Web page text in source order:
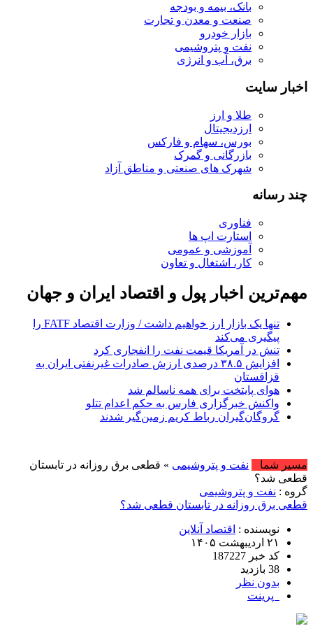
بانک، بیمه و بودجه
صنعت و معدن و تجارت
بازار خودرو
نفت و پتروشیمی
برق، آب و انرژی
اخبار سایت
طلا و ارز
ارزدیجیتال
بورس، سهام و فارکس
بازرگانی و گمرک
شهرک های صنعتی و مناطق آزاد
چند رسانه
فناوری
استارت اپ ها
آموزشی و عمومی
کار، اشتغال و تعاون
مهم‌ترین اخبار پول و اقتصاد ایران و جهان
تنها یک بازار ارز خواهیم داشت / وزارت اقتصاد FATF را
پیگیری می‌کند
تنش در آمریکا قیمت نفت را انفجاری کرد
افزایش ۳۸.۵ درصدی ارزش صادرات غیرنفتی ایران به
قزاقستان
هوای پایتخت برای همه ناسالم شد
واکنش خبرگزاری فارس به حکم اعدام تتلو
گروگان‌گیران رباط کریم زمین‌گیر شدند
مسیر شما نفت و پتروشیمی » قطعی برق روزانه در تابستان
قطعی شد؟
گروه : نفت و پتروشیمی
قطعی برق روزانه در تابستان قطعی شد؟
نویسنده : اقتصاد آنلاین
۲۱ اردیبهشت ۱۴۰۵
کد خبر 187227
38 بازدید
بدون نظر
پرینت